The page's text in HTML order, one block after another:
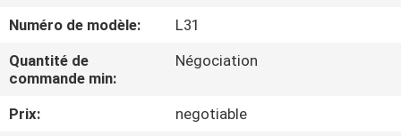
VISITE
Numéro de modèle:
L31
Quantité de
commande min:
Négociation
Prix:
negotiable